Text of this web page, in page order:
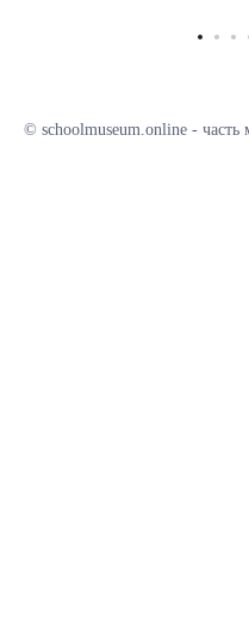
© schoolmuseum.online - часть